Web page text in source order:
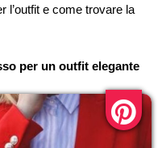
l’outfit e come trovare la
per un outfit elegante